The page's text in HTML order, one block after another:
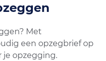
Met
een opzegbrief op
je opzegging.